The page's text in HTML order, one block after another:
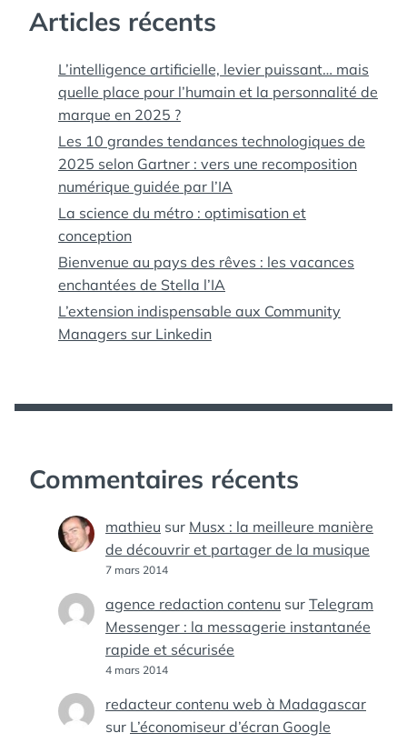
Articles récents
L’intelligence artificielle, levier puissant… mais
quelle place pour l’humain et la personnalité de
marque en 2025 ?
Les 10 grandes tendances technologiques de
2025 selon Gartner : vers une recomposition
numérique guidée par l’IA
La science du métro : optimisation et
conception
Bienvenue au pays des rêves : les vacances
enchantées de Stella l’IA
L’extension indispensable aux Community
Managers sur Linkedin
Commentaires récents
mathieu sur Musx : la meilleure manière
de découvrir et partager de la musique
7 mars 2014
agence redaction contenu sur Telegram
Messenger : la messagerie instantanée
rapide et sécurisée
4 mars 2014
redacteur contenu web à Madagascar
sur L’économiseur d’écran Google